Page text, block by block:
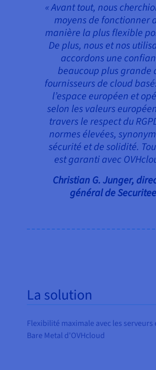
« Avant tout, nous
moyens de fonctionner
manière la plus flexible
De plus, nous et nos
accordons une
beaucoup plus grande
fournisseurs de cloud
l’espace européen et
selon les valeurs
travers le respect du
normes élevées,
sécurité et de solidité.
est garanti avec
Christian G. Junger,
général de Securitee
La solution
Flexibilité maximale avec les serveurs
Bare Metal d'OVHcloud